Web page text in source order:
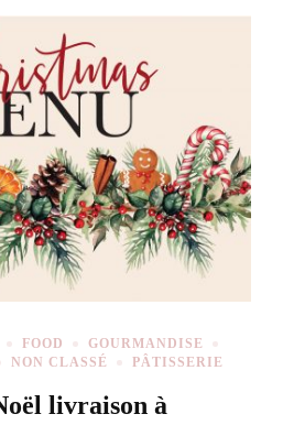
FOOD
GOURMANDISE
NON CLASSÉ PÂTISSERIE
livraison à